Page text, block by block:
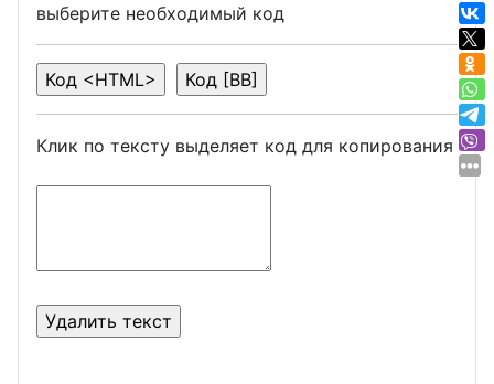
выберите необходимый код
Клик по тексту выделяет код для копирования